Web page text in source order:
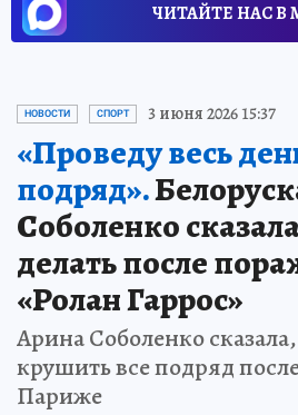
ЧИТАЙТЕ НАС В
НОВОСТИ СПОРТ 3 июня 2026 15:37
«Проведу весь
подряд».
Соболенко
делать после
«Ролан Гаррос»
Арина Соболенко
крушить все подряд
Париже